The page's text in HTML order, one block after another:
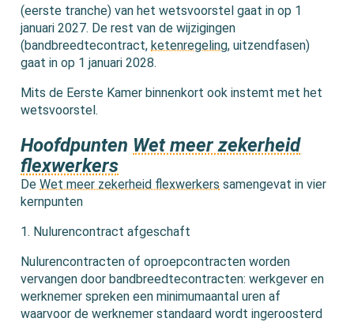
(eerste tranche) van het wetsvoorstel gaat in op 1
januari 2027. De rest van de wijzigingen
(bandbreedtecontract,ketenregeling, uitzendfasen)
gaat in op 1 januari 2028.
Mits de Eerste Kamer binnenkort ook instemt met het
wetsvoorstel.
Hoofdpunten Wet meer zekerheid
flexwerkers
DeWet meer zekerheid flexwerkers samengevat in vier
kernpunten
1. Nulurencontract afgeschaft
Nulurencontracten of oproepcontracten worden
vervangen door bandbreedtecontracten: werkgever en
werknemer spreken een minimumaantal uren af
waarvoor de werknemer standaard wordt ingeroosterd